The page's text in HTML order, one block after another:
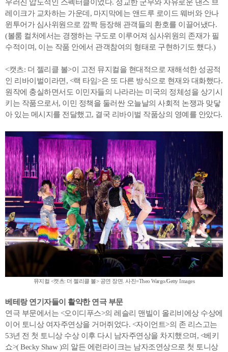
우러진 압도적인 스펙터클이었다. 정교한 군무와 자유로운 댄스 브
레이크가 교차하는 가운데, 마지막에는 앤드루 로이드 웨버와 안나
윈투어가 심사위원으로 깜짝 등장해 관객들의 환호를 이끌어냈다.
(볼룸 컬처에서는 경쟁하는 구도로 이루어져 심사위원의 존재가 필
수적이며, 이는 작품 안에서 관객참여의 형태로 구현하기도 했다.)
<캣츠: 더 젤리클 볼>이 고전 뮤지컬을 현대적으로 재해석한 성공적
인 리바이벌이라면, <랙 타임>은 또 다른 방식으로 현재와 대화했다.
원작에 충실하면서도 이민자들의 나라라는 미국의 정체성을 상기시
키는 작품으로서, 이민 정책을 둘러싼 오늘날의 사회적 논쟁과 맞닿
아 있는 메시지를 전달했고, 결국 리바이벌 작품상의 영예를 안았다.
뮤지컬 <캣츠: 더 젤리클 볼> 공연 장면. 사진=Theo Wargo/Getty Images
베테랑 연기자들이 활약한 연극 부문
연극 부문에서는 <오이디푸스>의 레슬리 맨빌이 올리비에상 수상에
이어 토니상 여자주연상을 거머쥐었다. <자이언트>의 존 리스고는
53년 전 첫 토니상 수상 이후 다시 남자주연상을 차지했으며, <베키
쇼>( Becky Shaw )의 알든 에런라이크는 남자조연상으로 첫 토니상